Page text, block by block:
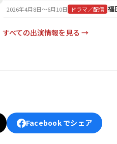
2026年4月8日〜6月10日 ドラマ／配信 福
すべての出演情報を見る →
Facebook でシェア